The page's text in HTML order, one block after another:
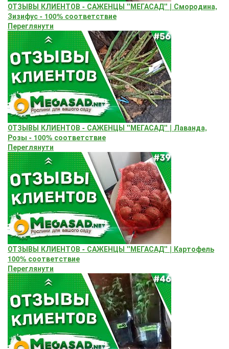
ОТЗЫВЫ КЛИЕНТОВ - САЖЕНЦЫ "МЕГАСАД" | Смородина,
Зизифус - 100% соответствие
Переглянути
ОТЗЫВЫ КЛИЕНТОВ - САЖЕНЦЫ "МЕГАСАД" | Лаванда,
Розы - 100% соответствие
Переглянути
ОТЗЫВЫ КЛИЕНТОВ - САЖЕНЦЫ "МЕГАСАД" | Картофель
100% соответствие
Переглянути